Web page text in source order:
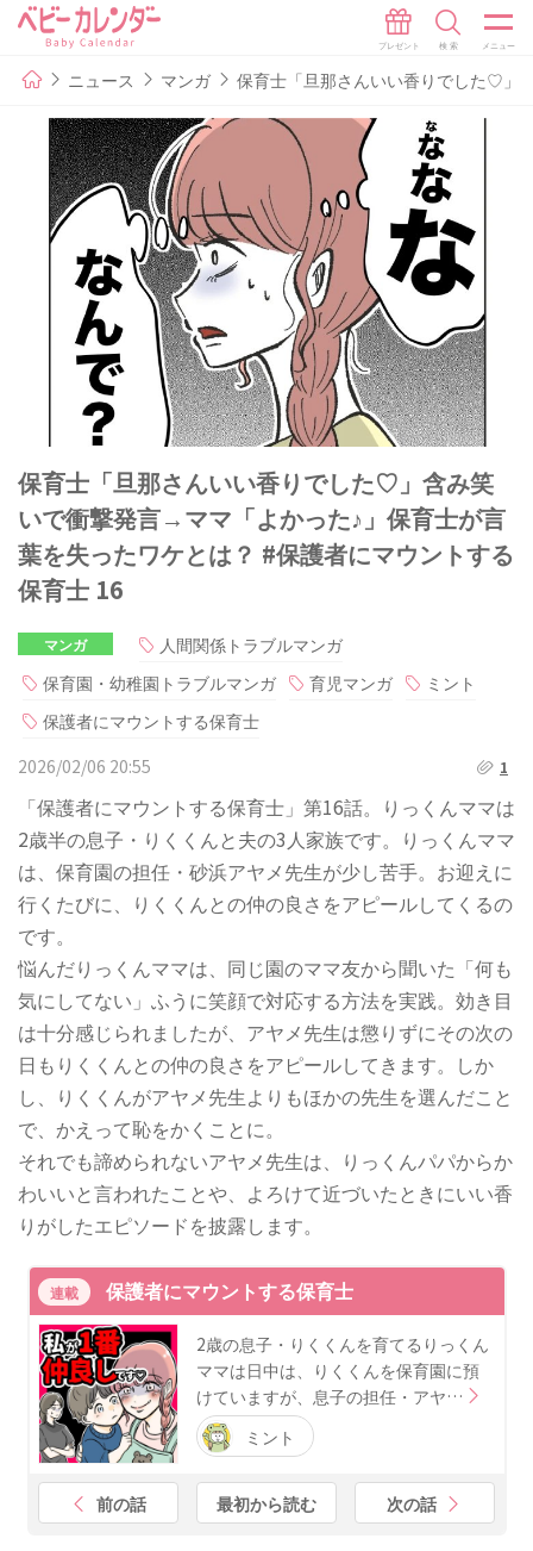
ニュース マンガ 保育士「旦那さんいい香りでした♡」
保育士「旦那さんいい香りでした♡」含み笑
いで衝撃発言→ママ「よかった♪」保育士が言
葉を失ったワケとは？ #保護者にマウントする
保育士 16
マンガ
人間関係トラブルマンガ
保育園・幼稚園トラブルマンガ
育児マンガ
ミント
保護者にマウントする保育士
2026/02/06 20:55
1
「保護者にマウントする保育士」第16話。りっくんママは
2歳半の息子・りくくんと夫の3人家族です。りっくんママ
は、保育園の担任・砂浜アヤメ先生が少し苦手。お迎えに
行くたびに、りくくんとの仲の良さをアピールしてくるの
です。
悩んだりっくんママは、同じ園のママ友から聞いた「何も
気にしてない」ふうに笑顔で対応する方法を実践。効き目
は十分感じられましたが、アヤメ先生は懲りずにその次の
日もりくくんとの仲の良さをアピールしてきます。しか
し、りくくんがアヤメ先生よりもほかの先生を選んだこと
で、かえって恥をかくことに。
それでも諦められないアヤメ先生は、りっくんパパからか
わいいと言われたことや、よろけて近づいたときにいい香
りがしたエピソードを披露します。
連載 保護者にマウントする保育士
2歳の息子・りくくんを育てるりっくん
ママは日中は、りくくんを保育園に預
けていますが、息子の担任・アヤ…
ミント
前の話 最初から読む 次の話